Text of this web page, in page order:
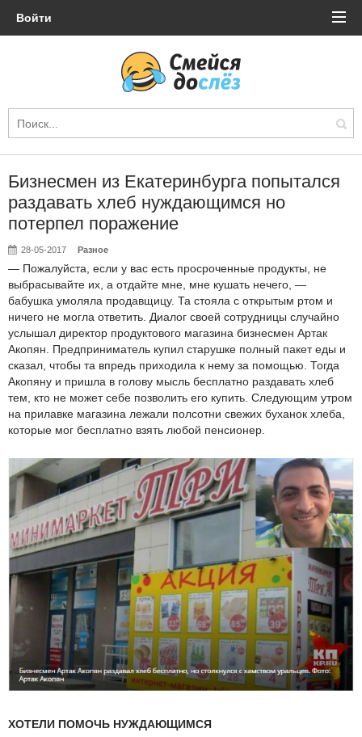
Войти
Бизнесмен из Екатеринбурга попытался
раздавать хлеб нуждающимся но
потерпел поражение
28-05-2017 Разное
— Пожалуйста, если у вас есть просроченные продукты, не
выбрасывайте их, а отдайте мне, мне кушать нечего, —
бабушка умоляла продавщицу. Та стояла с открытым ртом и
ничего не могла ответить. Диалог своей сотрудницы случайно
услышал директор продуктового магазина бизнесмен Артак
Акопян . Предприниматель купил старушке полный пакет еды и
сказал, чтобы та впредь приходила к нему за помощью. Тогда
Акопяну и пришла в голову мысль бесплатно раздавать хлеб
тем, кто не может себе позволить его купить. Следующим утром
на прилавке магазина лежали полсотни свежих буханок хлеба,
которые мог бесплатно взять любой пенсионер.
ХОТЕЛИ ПОМОЧЬ НУЖДАЮЩИМСЯ